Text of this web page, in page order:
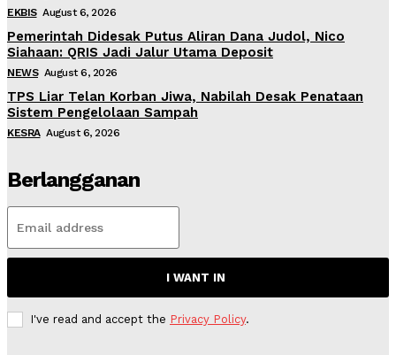
EKBIS August 6, 2026
Pemerintah Didesak Putus Aliran Dana Judol, Nico
Siahaan: QRIS Jadi Jalur Utama Deposit
NEWS August 6, 2026
TPS Liar Telan Korban Jiwa, Nabilah Desak Penataan
Sistem Pengelolaan Sampah
KESRA August 6, 2026
Berlangganan
I WANT IN
I've read and accept the Privacy Policy.